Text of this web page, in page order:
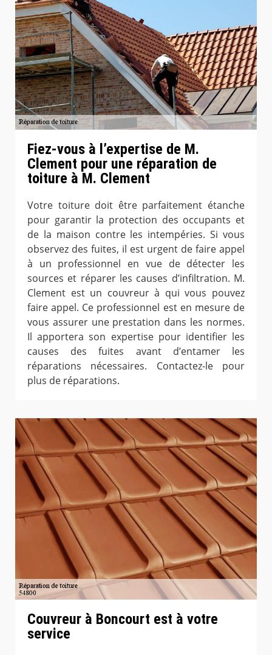
Fiez-vous à l’expertise de M.
Clement pour une réparation de
toiture à M. Clement
Votre toiture doit être parfaitement étanche
pour garantir la protection des occupants et
de la maison contre les intempéries. Si vous
observez des fuites, il est urgent de faire appel
à un professionnel en vue de détecter les
sources et réparer les causes d’infiltration. M.
Clement est un couvreur à qui vous pouvez
faire appel. Ce professionnel est en mesure de
vous assurer une prestation dans les normes.
Il apportera son expertise pour identifier les
causes des fuites avant d’entamer les
réparations nécessaires. Contactez-le pour
plus de réparations.
Couvreur à Boncourt est à votre
service